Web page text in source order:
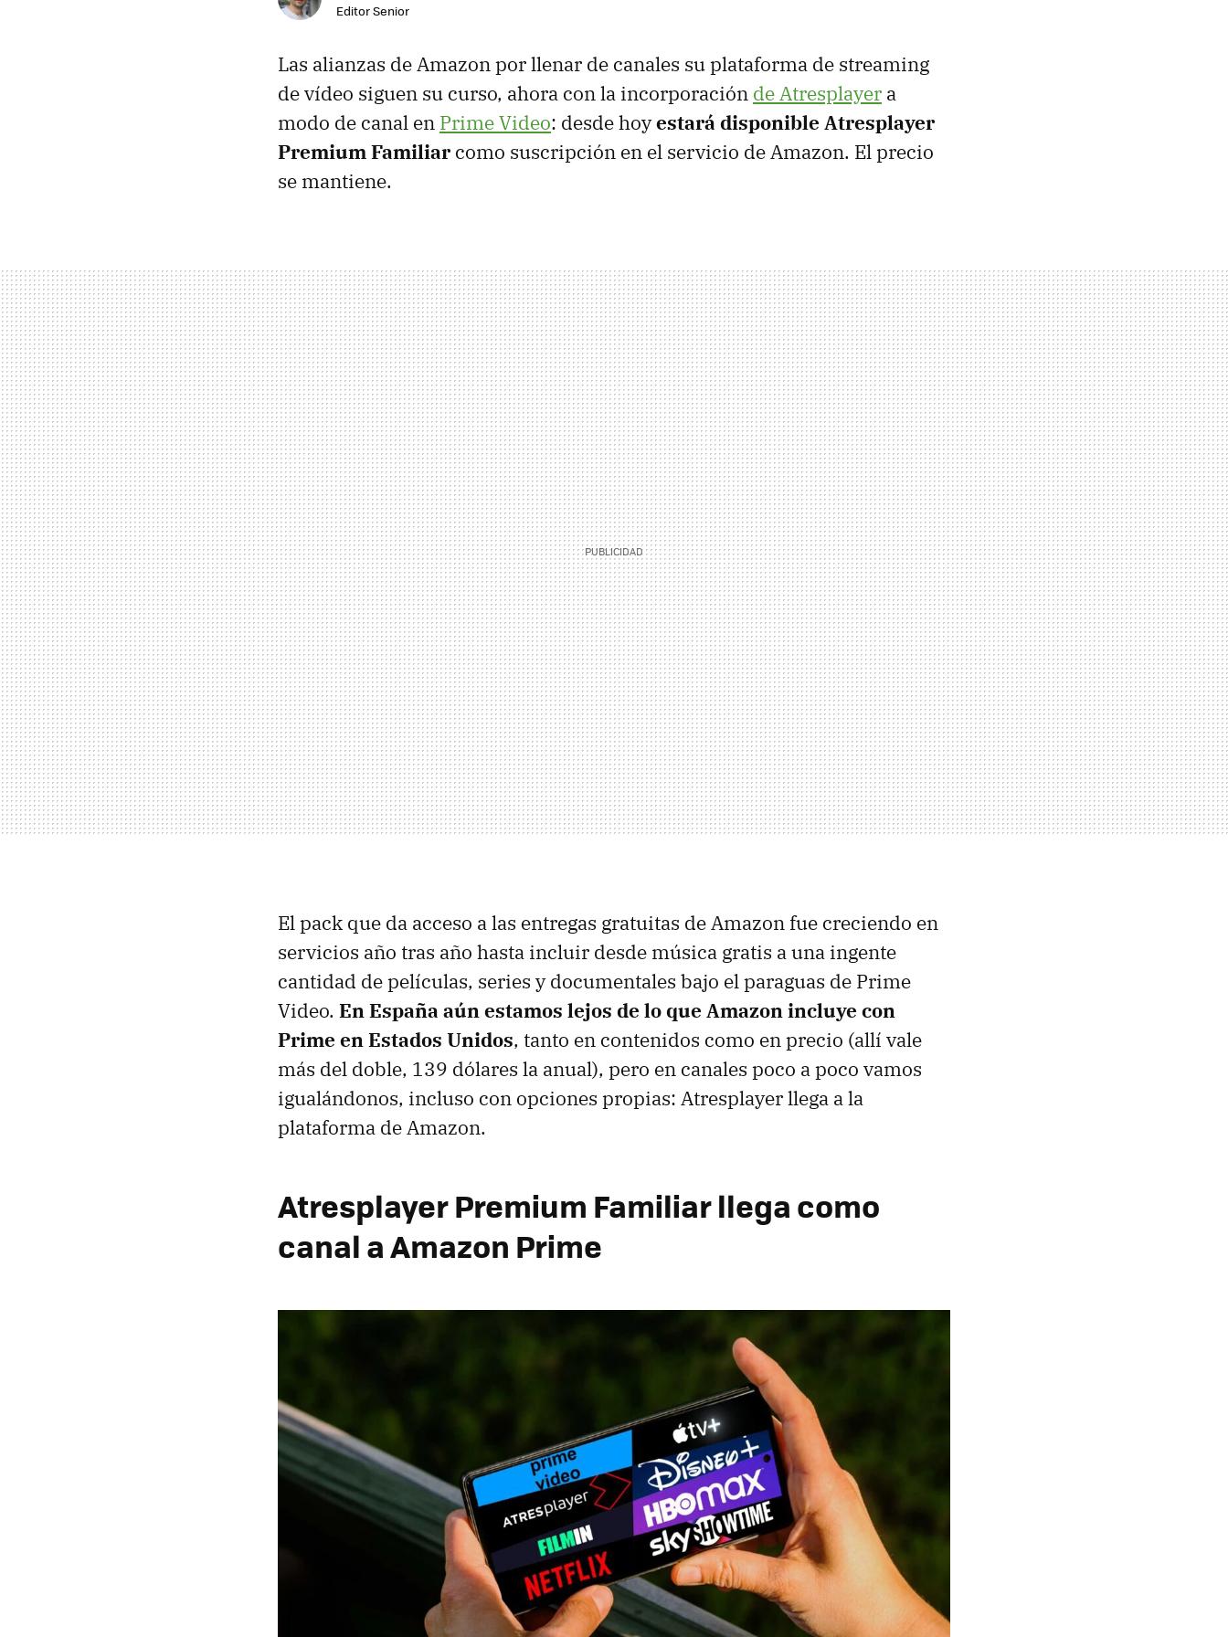
Editor Senior
Las alianzas de Amazon por llenar de canales su plataforma de streaming
de vídeo siguen su curso, ahora con la incorporación de Atresplayer a
modo de canal en Prime Video: desde hoyestará disponible Atresplayer
Premium Familiar como suscripción en el servicio de Amazon. El precio
se mantiene.
El pack que da acceso a las entregas gratuitas de Amazon fue creciendo en
servicios año tras año hasta incluir desde música gratis a una ingente
cantidad de películas, series y documentales bajo el paraguas de Prime
Video. En España aún estamos lejos de lo que Amazon incluye con
Prime en Estados Unidos, tanto en contenidos como en precio (allí vale
más del doble, 139 dólares la anual), pero en canales poco a poco vamos
igualándonos, incluso con opciones propias: Atresplayer llega a la
plataforma de Amazon.
Atresplayer Premium Familiar llega como
canal a Amazon Prime